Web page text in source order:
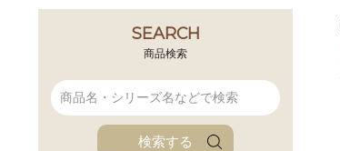
ブルーアート
アーキライン
ローダ
SEARCH
商品検索
検索する